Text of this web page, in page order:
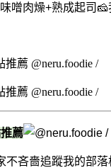
噌肉燥+熟成起司
薦
不吝嗇追蹤我的部落